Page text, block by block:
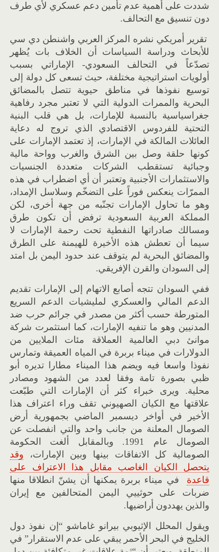
شددت على أهمية عدم تأمين دعم عسكري لأي طرف
دون تنسيق مع التحالف.
تقرير أمريكي نشره المركز العربي واشنطن دي سي
للأبحاث ودراسة السياسات أن الخلاف بات يُظهر
تصدّعاً في التحالف السعودي- الإماراتي بسبب
أولويات استراتيجية مختلفة، حيث تسعى كل دولة إلى
توسيع نفوذها في مناطق حيوية تتصل بالمضائق
البحرية والممرات الدولية التي لا تعتبر مجرد رفاهية
جغراسياسية بالنسبة للإمارات، بل هي قلب البنية
التحتية للفردوس الاقتصادي الذي تروج له دعاية
العائلات المالكة في الإمارات، إذ تعتمد الإمارات على
كونها حلقة وصل بين الشرق والغرب وواحة مالية
وجبائية تستقطب الشركات متعددة الجنسيات
والاستثمارات الأجنبية وتعتبر أن أي اضطراب في هذه
الممرّات ينعكس فوراً على التضخّم وسلاسل الإمداد،
وهو ما تحاول الإمارات تجنّبه من جهة أخرى، لكن
المملكة العربية السعودية ترفض أن تكون طرق
ومسالك صادراتها النفطية تحت رحمة الإمارات لا
سيما أن تعطش هذه الأخيرة للهيمنة على الطرق
والمضائق البحرية لم يتوقف عند حدود اليمن بل امتد
إلى السودان والقرن الإفريقي.
ففي السودان تتجه أصابع الاتهام إلى الإمارات تقديم
الدعم المالي والعسكري لمليشيات الدعم السريع
المتورطة حسب أكثر من مصدر في جرائم حرب ضد
المدنيين وهو ما تنفيه الإمارات، كما استثمرت شركة
موانئ دبي العالمية العملاقة مئات الملايين من
الدولارات في ميناء بربرة في المياه العميقة وتمارس
نفوذا واسعا فيه ويضم هذا الميناء مطارا تديره أبو
ظبي بصورة تامة وفقا لعدد من الشهود ومصادر
محلية. ويرى خبراء كثر أن الإمارات التي طبّعت
علاقتها مع الكيان الصهيوني تقف وراء اعتراف هذا
الأخير في أواخر ديسمبر الماضي بجمهورية أرض
الصومال المعلنة من جانب واحد والتي انفصلت عن
الصومال عام 1991. وبالمقابل ألغت الحكومة
الصومالية كل الاتفاقات بينها وبين الإمارات، وقد
يتحصل الكيان الغاصب مقابل هذا الاعتراف على
قاعدة في ميناء بربرة يمكنها أن يشنّ انطلاقا منها
ضربات على حوثييي اليمن المتحالفين مع إيران
والذين يهددون أراضيها.
ويقول المحلل الإثيوبي بيرانو غاماشو “إن نفوذ دول
الخليج في البحر الأحمر يبقي على عدم الاستقرار” في